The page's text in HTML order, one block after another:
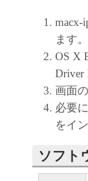
macx-
ます。
OS X
Driver
画面
必要
をイ
ソフト